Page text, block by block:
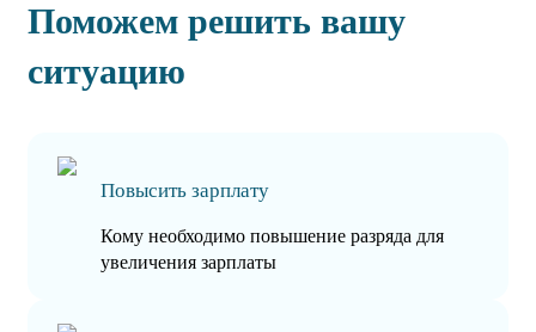
Поможем решить вашу
ситуацию
Повысить зарплату
Кому необходимо повышение разряда для
увеличения зарплаты